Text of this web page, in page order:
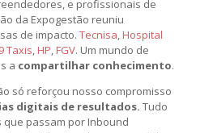
e profissionais de
da Expogestão reuniu
de impacto. Tecnisa, Hospital
Taxis, HP, FGV. Um mundo de
a compartilhar conhecimento.
só reforçou nosso compromisso
digitais de resultados. Tudo
passam por Inbound